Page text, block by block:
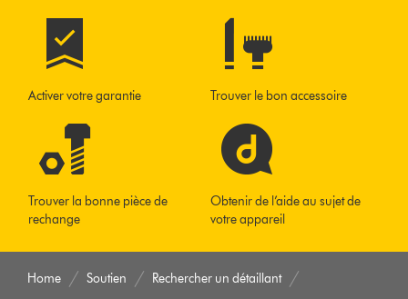
Activer votre garantie Trouver le bon accessoire
Trouver la bonne pièce de
rechange
Obtenir de l’aide au sujet de
votre appareil
Home Soutien Rechercher un détaillant